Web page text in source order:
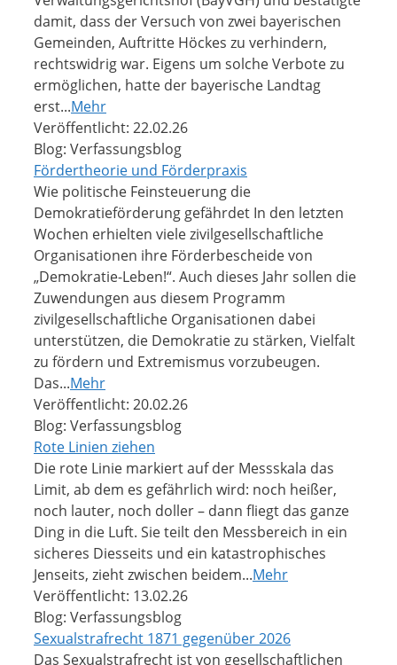
damit, dass der Versuch von zwei bayerischen
Gemeinden, Auftritte Höckes zu verhindern,
rechtswidrig war. Eigens um solche Verbote zu
ermöglichen, hatte der bayerische Landtag
erst...Mehr
Veröffentlicht: 22.02.26
Blog: Verfassungsblog
Fördertheorie und Förderpraxis
Wie politische Feinsteuerung die
Demokratieförderung gefährdet In den letzten
Wochen erhielten viele zivilgesellschaftliche
Organisationen ihre Förderbescheide von
„Demokratie-Leben!“. Auch dieses Jahr sollen die
Zuwendungen aus diesem Programm
zivilgesellschaftliche Organisationen dabei
unterstützen, die Demokratie zu stärken, Vielfalt
zu fördern und Extremismus vorzubeugen.
Das...Mehr
Veröffentlicht: 20.02.26
Blog: Verfassungsblog
Rote Linien ziehen
Die rote Linie markiert auf der Messskala das
Limit, ab dem es gefährlich wird: noch heißer,
noch lauter, noch doller – dann fliegt das ganze
Ding in die Luft. Sie teilt den Messbereich in ein
sicheres Diesseits und ein katastrophisches
Jenseits, zieht zwischen beidem...Mehr
Veröffentlicht: 13.02.26
Blog: Verfassungsblog
Sexualstrafrecht 1871 gegenüber 2026
Das Sexualstrafrecht ist von gesellschaftlichen